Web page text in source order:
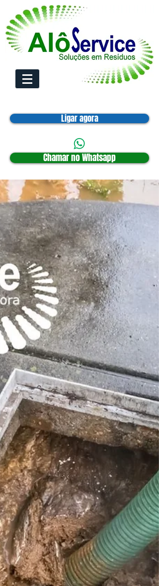
Ligar agora
Chamar no Whatsapp